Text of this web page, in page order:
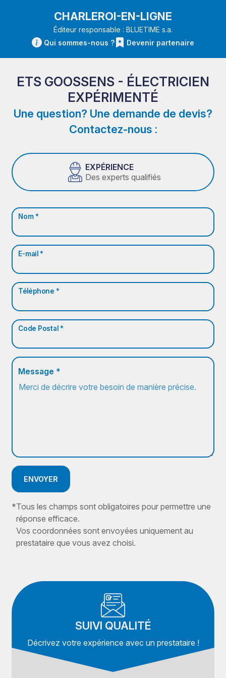
CHARLEROI-EN-LIGNE
Éditeur responsable : BLUETIME s.a.
Qui sommes-nous ?
Devenir partenaire
ETS GOOSSENS - ÉLECTRICIEN
EXPÉRIMENTÉ
Une question? Une demande de devis?
Contactez-nous :
EXPÉRIENCE
Des experts qualifiés
Nom *
E-mail *
Téléphone *
Code Postal *
Message *
ENVOYER
*Tous les champs sont obligatoires pour permettre une
réponse efficace.
Vos coordonnées sont envoyées uniquement au
prestataire que vous avez choisi.
SUIVI QUALITÉ
Décrivez votre expérience avec un prestataire !